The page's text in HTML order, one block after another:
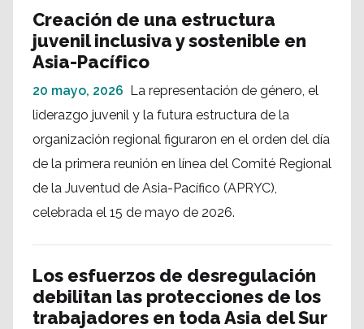
Creación de una estructura
juvenil inclusiva y sostenible en
Asia-Pacífico
20 mayo, 2026 La representación de género, el
liderazgo juvenil y la futura estructura de la
organización regional figuraron en el orden del día
de la primera reunión en línea del Comité Regional
de la Juventud de Asia-Pacífico (APRYC),
celebrada el 15 de mayo de 2026.
Los esfuerzos de desregulación
debilitan las protecciones de los
trabajadores en toda Asia del Sur